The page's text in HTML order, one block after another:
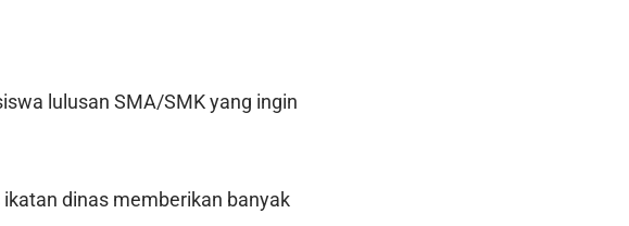
lulusan SMA/SMK yang ingin
dinas memberikan banyak